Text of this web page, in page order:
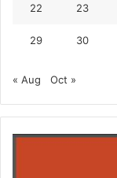
22 23
29 30
« Aug Oct »